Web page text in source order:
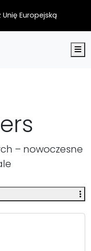
Europejską
– nowoczesne